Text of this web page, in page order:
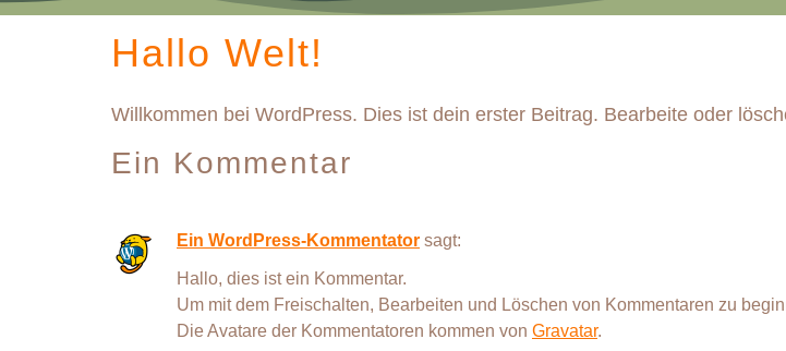
Hallo Welt!
Willkommen bei WordPress. Dies ist dein erster Beitrag. Bearbeite oder
Ein Kommentar
Ein WordPress-Kommentator sagt:
Hallo, dies ist ein Kommentar.
Um mit dem Freischalten, Bearbeiten und Löschen von Kommentaren zu
Die Avatare der Kommentatoren kommen von Gravatar.